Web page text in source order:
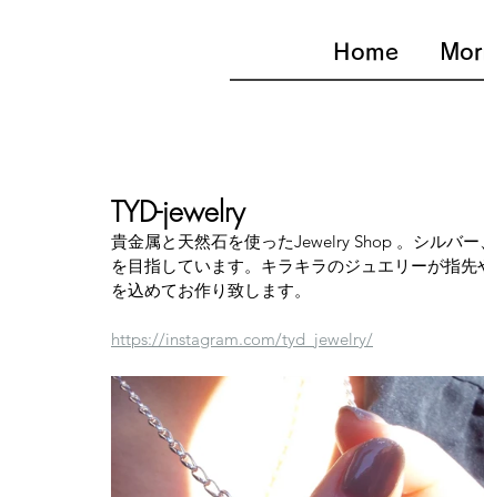
Home
TYD-jewelry
貴金属と天然石を使ったJewelry Shop 。シルバ
を目指しています。キラキラのジュエリーが指
を込めてお作り致します。
https://instagram.com/tyd_jewelry/